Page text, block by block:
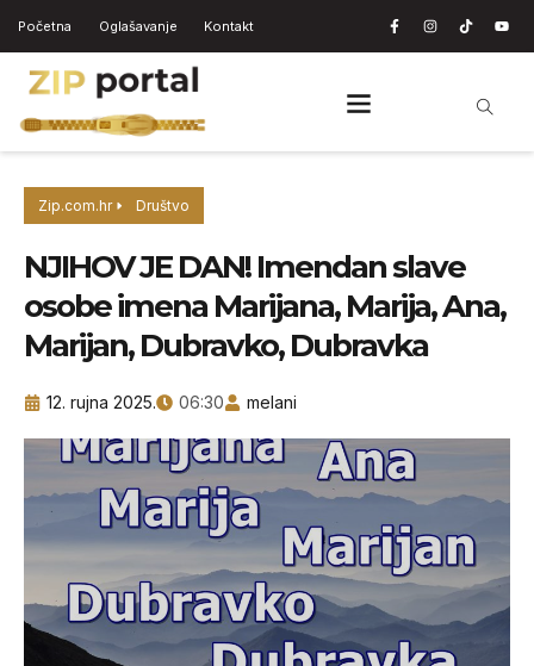
Početna Oglašavanje Kontakt
Zip.com.hr Društvo
NJIHOV JE DAN! Imendan slave
osobe imena Marijana, Marija, Ana,
Marijan, Dubravko, Dubravka
12. rujna 2025. 06:30 melani